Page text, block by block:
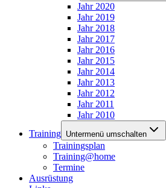
Jahr 2020
Jahr 2019
Jahr 2018
Jahr 2017
Jahr 2016
Jahr 2015
Jahr 2014
Jahr 2013
Jahr 2012
Jahr 2011
Jahr 2010
Training Untermenü umschalten
Trainingsplan
Training@home
Termine
Ausrüstung